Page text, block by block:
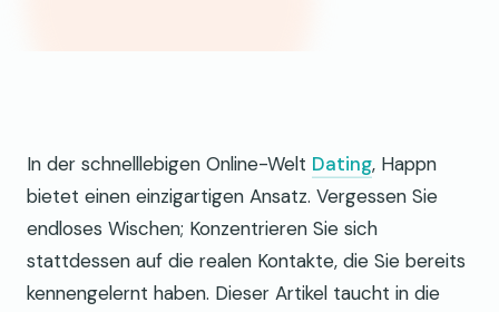
In der schnelllebigen Online-Welt Dating, Happn
bietet einen einzigartigen Ansatz. Vergessen Sie
endloses Wischen; Konzentrieren Sie sich
stattdessen auf die realen Kontakte, die Sie bereits
kennengelernt haben. Dieser Artikel taucht in die